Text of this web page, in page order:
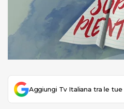
Aggiungi Tv Italiana tra le